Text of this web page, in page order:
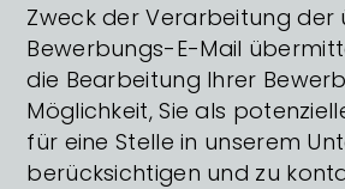
Zweck der Verarbeitung der
Bewerbungs-E-Mail
die Bearbeitung Ihrer
Möglichkeit, Sie als
für eine Stelle in unserem
berücksichtigen und zu